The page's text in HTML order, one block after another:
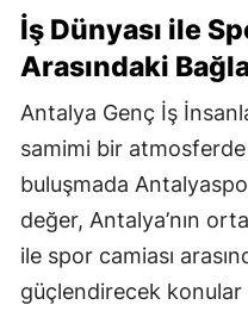
İş Dünyası ile
Arasındaki
Antalya Genç İş
samimi bir
buluşmada
değer, Antalya’nın
ile spor camiası
güçlendirecek konular